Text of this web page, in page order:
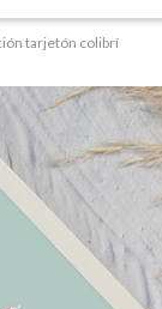
tarjetón colibrí